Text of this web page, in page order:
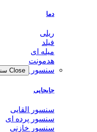
دما
ریلی
فیلد
میله ای
هدمونت
سنسور
Close سنسور
جابجایی
سنسور القایی
سنسور پرده ای
سنسور خازنی